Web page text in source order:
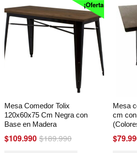
¡Oferta!
Mesa Comedor Tolix
120x60x75 Cm Negra con
Base en Madera
$189.990Original
$109.990
Current
Mesa
cm
$